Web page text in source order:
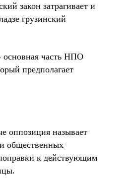
закон затрагивает и
грузинский
основная часть НПО
предполагает
оппозиция называет
общественных
к действующим